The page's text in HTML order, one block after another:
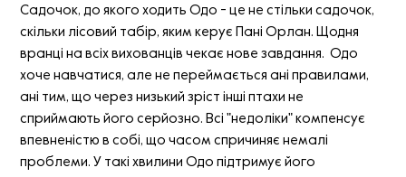
Садочок, до якого ходить Одо - це не стільки садочок,
скільки лісовий табір, яким керує Пані Орлан. Щодня
вранці на всіх вихованців чекає нове завдання. Одо
хоче навчатися, але не переймається ані правилами,
ані тим, що через низький зріст інші птахи не
сприймають його серйозно. Всі "недоліки" компенсує
впевненістю в собі, що часом спричиняє немалі
проблеми. У такі хвилини Одо підтримує його